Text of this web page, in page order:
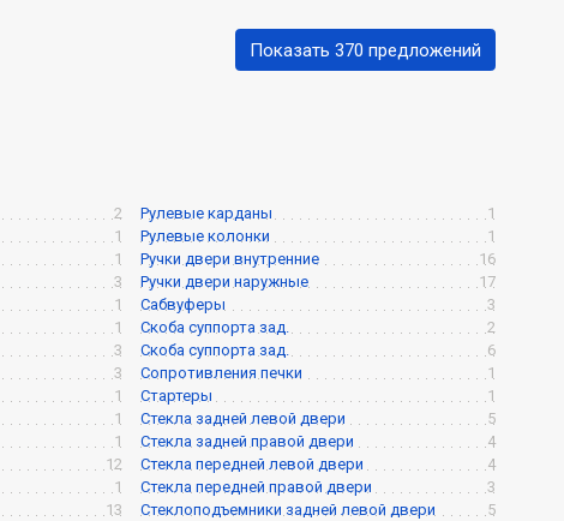
Показать 370 предложений
2
1
1
3
1
1
3
3
1
1
1
12
1
13
Рулевые карданы
1
Рулевые колонки
1
Ручки двери внутренние
16
Ручки двери наружные
17
Сабвуферы
3
Скоба суппорта зад.
2
Скоба суппорта зад.
6
Сопротивления печки
1
Стартеры
1
Стекла задней левой двери
5
Стекла задней правой двери
4
Стекла передней левой двери
4
Стекла передней правой двери
3
Стеклоподъемники задней левой двери
5